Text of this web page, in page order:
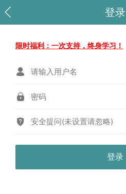
登录
限时福利：一次支持，终身学习！
安全提问(未设置请忽略)
登录